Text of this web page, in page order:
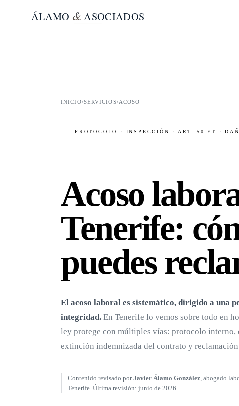
ÁLAMO & ASOCIADOS
INICIO/SERVICIOS/ACOSO
PROTOCOLO · INSPECCIÓN · ART. 50 ET ·
Acoso
Tenerife:
puedes
El acoso laboral es sistemático, dirigido a una
integridad. En Tenerife lo vemos sobre todo en
ley protege con múltiples vías: protocolo interno,
extinción indemnizada del contrato y reclamación
Contenido revisado porJavier Álamo González, abogado
Tenerife. Última revisión: junio de 2026.